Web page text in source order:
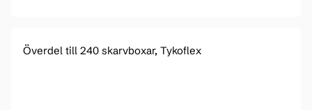
Överdel till 240 skarvboxar, Tykoflex